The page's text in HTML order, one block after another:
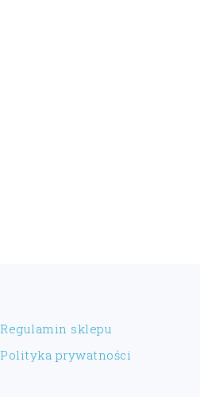
Regulamin sklepu
Polityka prywatności